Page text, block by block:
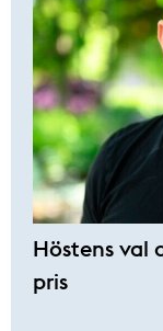
Höstens val
pris